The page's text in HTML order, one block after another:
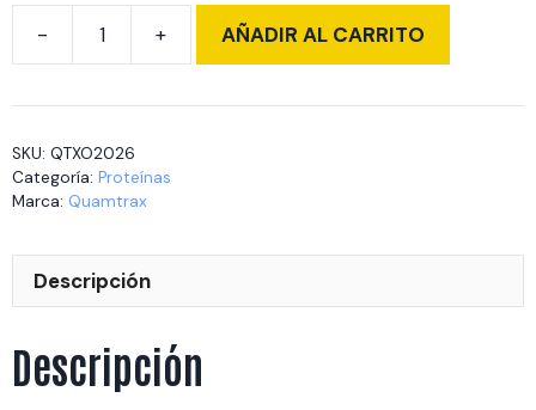
Isopro
2
AÑADIR AL CARRITO
SKU: QTXO2026
Categoría: Proteínas
Marca: Quamtrax
Descripción
Descripción